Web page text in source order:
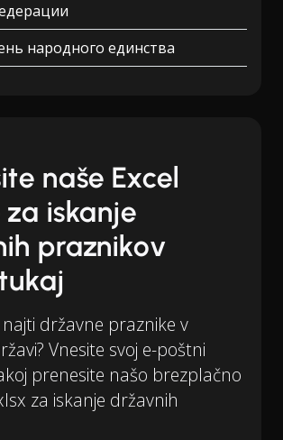
народного единства
naše Excel
iskanje
praznikov
državne praznike v
Vnesite svoj e-poštni
prenesite našo brezplačno
za iskanje državnih